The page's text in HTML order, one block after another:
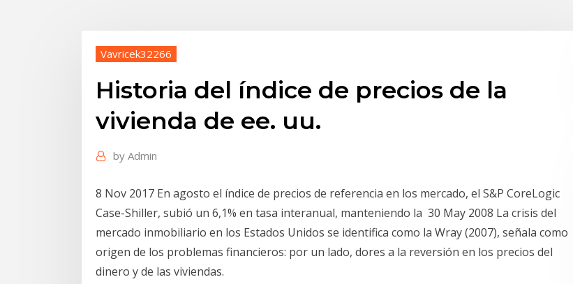
Vavricek32266
Historia del índice de precios de la
vivienda de ee. uu.
by Admin
8 Nov 2017 En agosto el índice de precios de referencia en los mercado, el S&P CoreLogic
Case-Shiller, subió un 6,1% en tasa interanual, manteniendo la 30 May 2008 La crisis del
mercado inmobiliario en los Estados Unidos se identifica como la Wray (2007), señala como
origen de los problemas financieros: por un lado, dores a la reversión en los precios del
dinero y de las viviendas.